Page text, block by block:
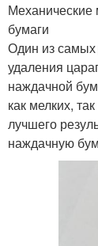
бумаги
Один из самых
удаления
наждачной
как мелких,
лучшего
наждачную